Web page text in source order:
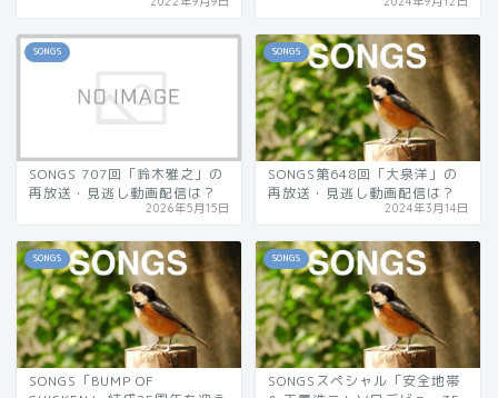
SONGS
SONGS 707回「鈴木雅之」の
再放送・見逃し動画配信は？
2026年5月15日
SONGS
SONGS第648回「大泉洋」の
再放送・見逃し動画配信は？
2024年3月14日
SONGS
SONGS「BUMP OF
SONGS
SONGSスペシャル「安全地帯